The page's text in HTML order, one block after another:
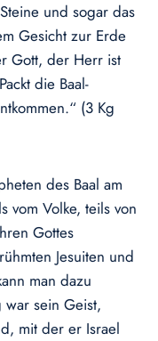
und sogar das
Gesicht zur Erde
Gott, der Herr ist
die Baal-
(3 Kg
des Baal am
vom Volke, teils von
Gottes
Jesuiten und
man dazu
sein Geist,
mit der er Israel